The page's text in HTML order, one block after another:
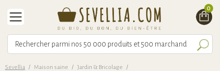
0
Sevellia / Maison saine / Jardin & Bricolage
/